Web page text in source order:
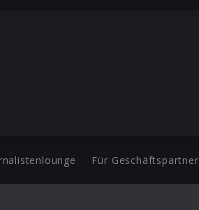
Für Geschäftspartner